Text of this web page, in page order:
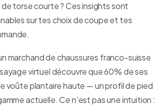
torse courte ? Ces insights sont
sur tes choix de coupe et tes
marchand de chaussures franco-suisse
virtuel découvre que 60% de ses
voûte plantaire haute — un profil de pied
actuelle. Ce n'est pas une intuition :